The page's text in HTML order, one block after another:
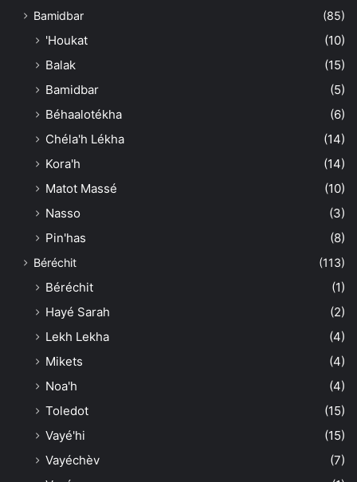
Bamidbar (85)
'Houkat
(10)
Balak
(15)
Bamidbar
(5)
Béhaalotékha
(6)
Chéla'h Lékha
(14)
Kora'h
(14)
Matot Massé
(10)
Nasso
(3)
Pin'has
(8)
Béréchit (113)
Béréchit
(1)
Hayé Sarah
(2)
Lekh Lekha
(4)
Mikets
(4)
Noa'h
(4)
Toledot
(15)
Vayé'hi
(15)
Vayéchèv
(7)